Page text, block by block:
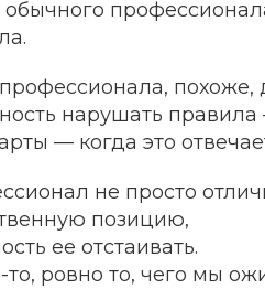
обычного
профессионала, похоже,
нарушать
— когда это
не просто
позицию,
ее отстаивать.
ровно то, чего мы